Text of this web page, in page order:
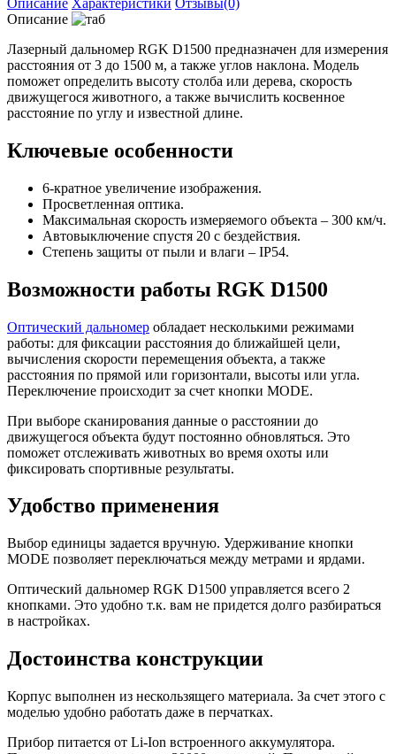
Описание
Лазерный дальномер RGK D1500 предназначен для измерения
расстояния от 3 до 1500 м, а также углов наклона. Модель
поможет определить высоту столба или дерева, скорость
движущегося животного, а также вычислить косвенное
расстояние по углу и известной длине.
Ключевые особенности
6-кратное увеличение изображения.
Просветленная оптика.
Максимальная скорость измеряемого объекта – 300 км/ч.
Автовыключение спустя 20 с бездействия.
Степень защиты от пыли и влаги – IP54.
Возможности работы RGK D1500
Оптический дальномер обладает несколькими режимами
работы: для фиксации расстояния до ближайшей цели,
вычисления скорости перемещения объекта, а также
расстояния по прямой или горизонтали, высоты или угла.
Переключение происходит за счет кнопки MODE.
При выборе сканирования данные о расстоянии до
движущегося объекта будут постоянно обновляться. Это
поможет отслеживать животных во время охоты или
фиксировать спортивные результаты.
Удобство применения
Выбор единицы задается вручную. Удерживание кнопки
MODE позволяет переключаться между метрами и ярдами.
Оптический дальномер RGK D1500 управляется всего 2
кнопками. Это удобно т.к. вам не придется долго разбираться
в настройках.
Достоинства конструкции
Корпус выполнен из нескользящего материала. За счет этого с
моделью удобно работать даже в перчатках.
Прибор питается от Li-Ion встроенного аккумулятора.